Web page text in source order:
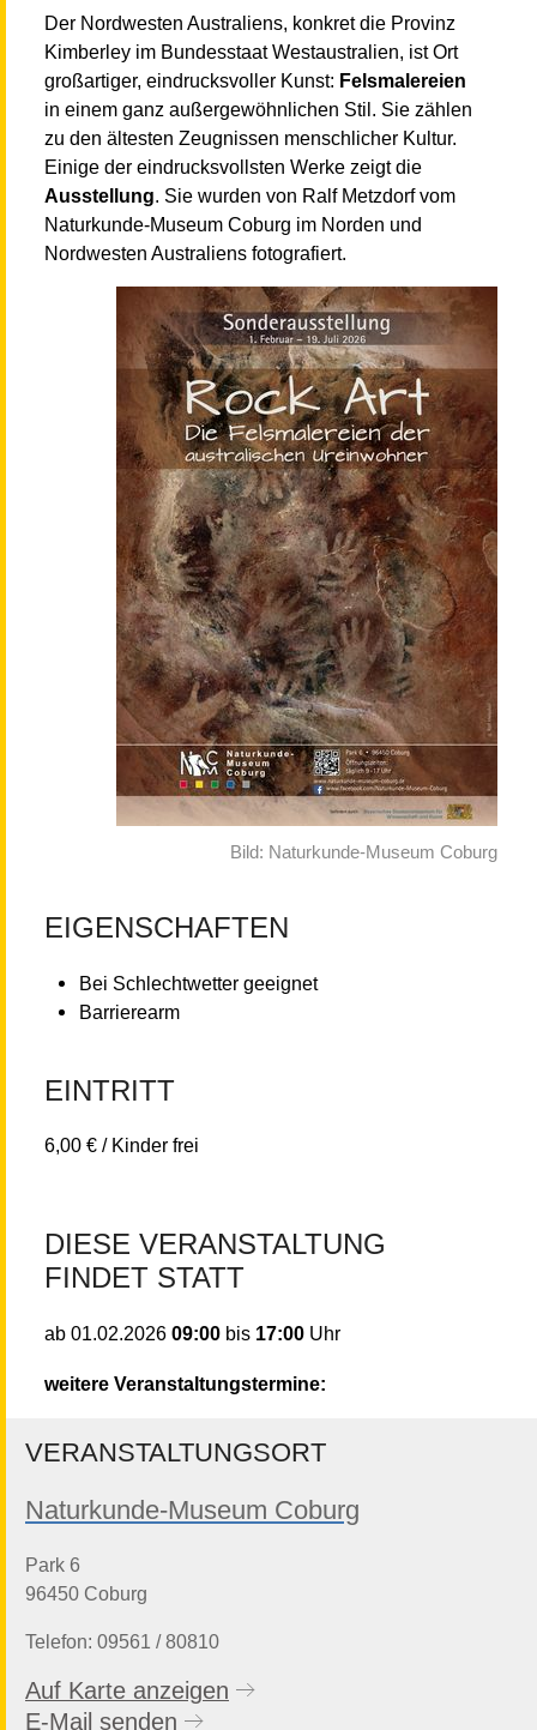
Der Nordwesten Australiens, konkret die Provinz
Kimberley im Bundesstaat Westaustralien, ist Ort
großartiger, eindrucksvoller Kunst: Felsmalereien
in einem ganz außergewöhnlichen Stil. Sie zählen
zu den ältesten Zeugnissen menschlicher Kultur.
Einige der eindrucksvollsten Werke zeigt die
Ausstellung. Sie wurden von Ralf Metzdorf vom
Naturkunde-Museum Coburg im Norden und
Nordwesten Australiens fotografiert.
Bild: Naturkunde-Museum Coburg
EIGENSCHAFTEN
Bei Schlechtwetter geeignet
Barrierearm
EINTRITT
6,00 € / Kinder frei
DIESE VERANSTALTUNG
FINDET STATT
ab01.02.202609:00 bis 17:00 Uhr
weitere Veranstaltungstermine:
VERANSTALTUNGSORT
Naturkunde-Museum Coburg
Park 6
96450 Coburg
Telefon: 09561 / 80810
Auf Karte anzeigen
E-Mail senden